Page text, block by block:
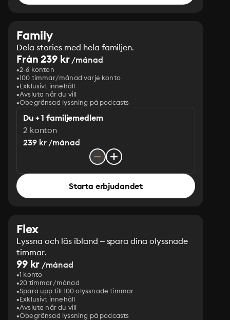
Family
Dela stories med hela familjen.
Från 239 kr/månad
2-6 konton
100 timmar/månad varje konto
Exklusivt innehåll
Avsluta när du vill
Obegränsad lyssning på podcasts
Du + 1 familjemedlem
2 konton
239 kr /månad
Starta erbjudandet
Flex
Lyssna och läs ibland – spara dina olyssnade
timmar.
99 kr /månad
1 konto
20 timmar/månad
Spara upp till 100 olyssnade timmar
Exklusivt innehåll
Avsluta när du vill
Obegränsad lyssning på podcasts